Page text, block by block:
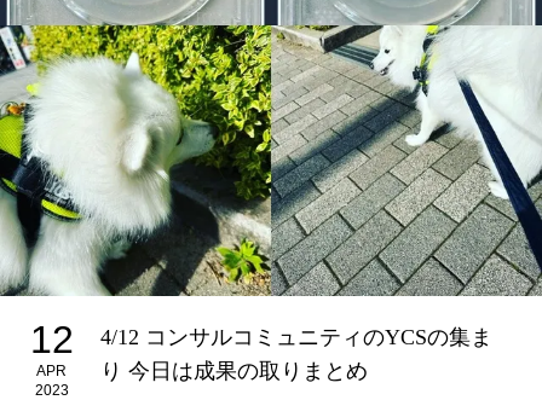
12
APR
2023
4/12 コンサルコミュニティのYCSの集ま
り 今日は成果の取りまとめ ⁡